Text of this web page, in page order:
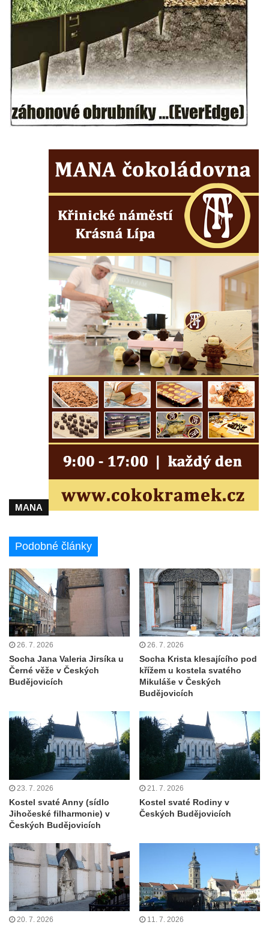
Kostel Božího Těla v Kraslicích
Kostel svaté Maří Magdalény v Karlových
Kaple Panny Marie pod hradem Přimda
Kaple Panny Marie v Kunčicích nad Labem
Hrobová kaple na hřbitově v Rychnově u
Jablonce nad Nisou
Výklenková kaple u rozcestí u domu čp. 42
Krásné u Pěnčína
Kostel svatého Josefa v Krásné u Pěnčína
Kostel Panny Marie Pomocné s Ivanitskou
poustevnou v Teplicích nad Metují
Hřbitovní kaple/márnice na hřbitově v
Teplicích nad Metují
Kostel svatého Vavřince v Teplicích nad
Metují
Hrobová kaple Johanna Nitsche na
hřbitově na Vlčí Hoře
Kaple Panny Marie Karmelské na Vlčí Hoře
Kostel svatého Bartoloměje v Teplicích
náměstí v Teplicích
Chrám Povýšení svatého Kříže na
Zámeckém náměstí v Teplicích
části Kozel
Kaple u kostela svatého Jakuba Většího
(Staršího) u Lahovic
Kostel svatého Jakuba Většího (Staršího) u
Lahovic
Kostel svatých Petra a Pavla v Želkovicích
Kaple Panny Marie Bolestné v Benešově
nad Ploučnicí
Kostel Narození Panny Marie v Benešově
Hrobová kaple Mattauschů na hřbitově v
Benešově nad Ploučnicí
Kostel svaté Anny v Tisé
Hrobka rodiny Rohn na hřbitově v
Šumburku nad Desnou – Tanvaldu
Hřbitovní kaple v Šumburku nad Desnou –
Tanvaldu
Kostel svatého Františka z Assisi v Tanvaldu
Riedlova hrobka v Desné
Kaple svaté Alžběty Durynské v Dolních
Křečanech
Márnice nového hřbitova ve Starých
Křečanech
MANA
Podobné články
26. 7. 2026
Socha Jana Valeria Jirsíka u
Černé věže v Českých
Budějovicích
26. 7. 2026
Socha Krista klesajícího pod
křížem u kostela svatého
Mikuláše v Českých
Budějovicích
23. 7. 2026
Kostel svaté Anny (sídlo
Jihočeské filharmonie) v
Českých Budějovicích
21. 7. 2026
Kostel svaté Rodiny v
Českých Budějovicích
20. 7. 2026 11. 7. 2026